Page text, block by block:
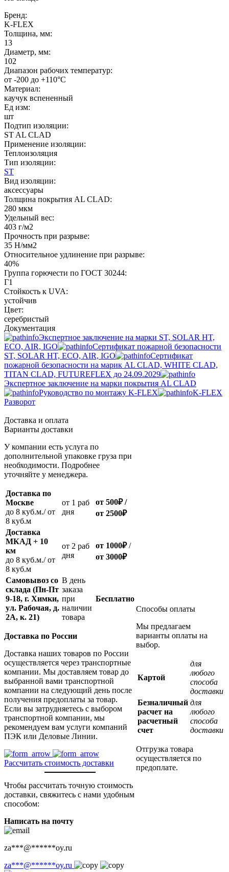
Бренд:
K-FLEX
Толщина, мм:
13
Диаметр, мм:
102
Диапазон рабочих температур:
от -200 до +110°C
Материал:
каучук вспененный
Ед изм:
шт
Подтип изоляции:
ST AL CLAD
Применение изоляции:
Теплоизоляция
Тип изоляции:
ST
Вид изоляции:
аксессуары
Толщина покрытия AL CLAD:
280 мкм
Удельный вес:
403 г/м2
Прочность при разрыве:
35 Н/мм2
Относительное удлинение при разрыве:
40%
Группа горючести по ГОСТ 30244:
Г1
Стойкость к UVA:
устойчив
Цвет:
серебристый
Документация
Экспертное заключение на марки ST, SOLAR HT,
ECO, AIR, IGO
Сертификат пожарной безопасности
ST, SOLAR HT, ECO, AIR, IGO
Cертификат
пожарной безопасности на марик AL CLAD, WHITE CLAD,
TITAN CLAD, FUTUREFLEX до 24.09.2029
Экспертное заключение на марки покрытия AL CLAD
Руководство по монтажу K-FLEX
K-FLEX
Разворот
Доставка и оплата
Варианты доставки
У компании есть услуга по
дополнительной упаковке груза при
необходимости. Подробнее
уточняйте у менеджера.
Доставка по
Москве
до 8 куб.м./ от
8 куб.м
oт 1 раб
дня
от 500₽/
от 2500₽
Доставка
МКАД + 10
км
до 8 куб.м./ от
8 куб.м
oт 2 раб
дня
от 1000₽/
от 3000₽
Самовывоз со
склада (Пн-Пт
9-18, г. Химки,
ул. Рабочая, д.
2А, к. 21)
В день
заказа
при
наличии
товара
Бесплатно
Доставка по России
Доставка наших товаров по России
осуществляется через транспортные
компании. Мы доставляем товар до
выбранной вами транспортной
компании на следующий день после
получения предоплаты за товар.
Если вы затрудняетесь с выбором
транспортной компании, мы
рекомендуем вам услуги компаний
ПЭК или Деловые Линии.
Рассчитать стоимость доставки
Чтобы рассчитать точную стоимость
доставки, свяжитесь с нами удобным
способом:
Написать на почту
za***@******oy.ru
za***@******oy.ru
Способы оплаты
Мы предлагаем
варианты оплаты на
выбор.
Картой
для
любого
способа
доставки
Безналичный
расчет на
расчетный
счет
для
любого
способа
доставки
Отгрузка товара
осуществляется по
предоплате.